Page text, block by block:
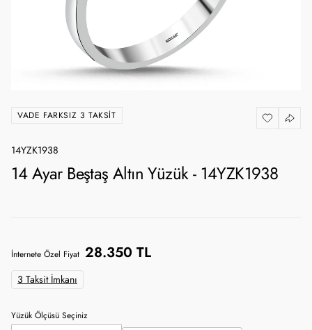
VADE FARKSIZ 3 TAKSIT
14YZK1938
14 Ayar Beştaş Altın Yüzük - 14YZK1938
İnternete Özel Fiyat 28.350 TL
3 Taksit İmkanı
Yüzük Ölçüsü Seçiniz